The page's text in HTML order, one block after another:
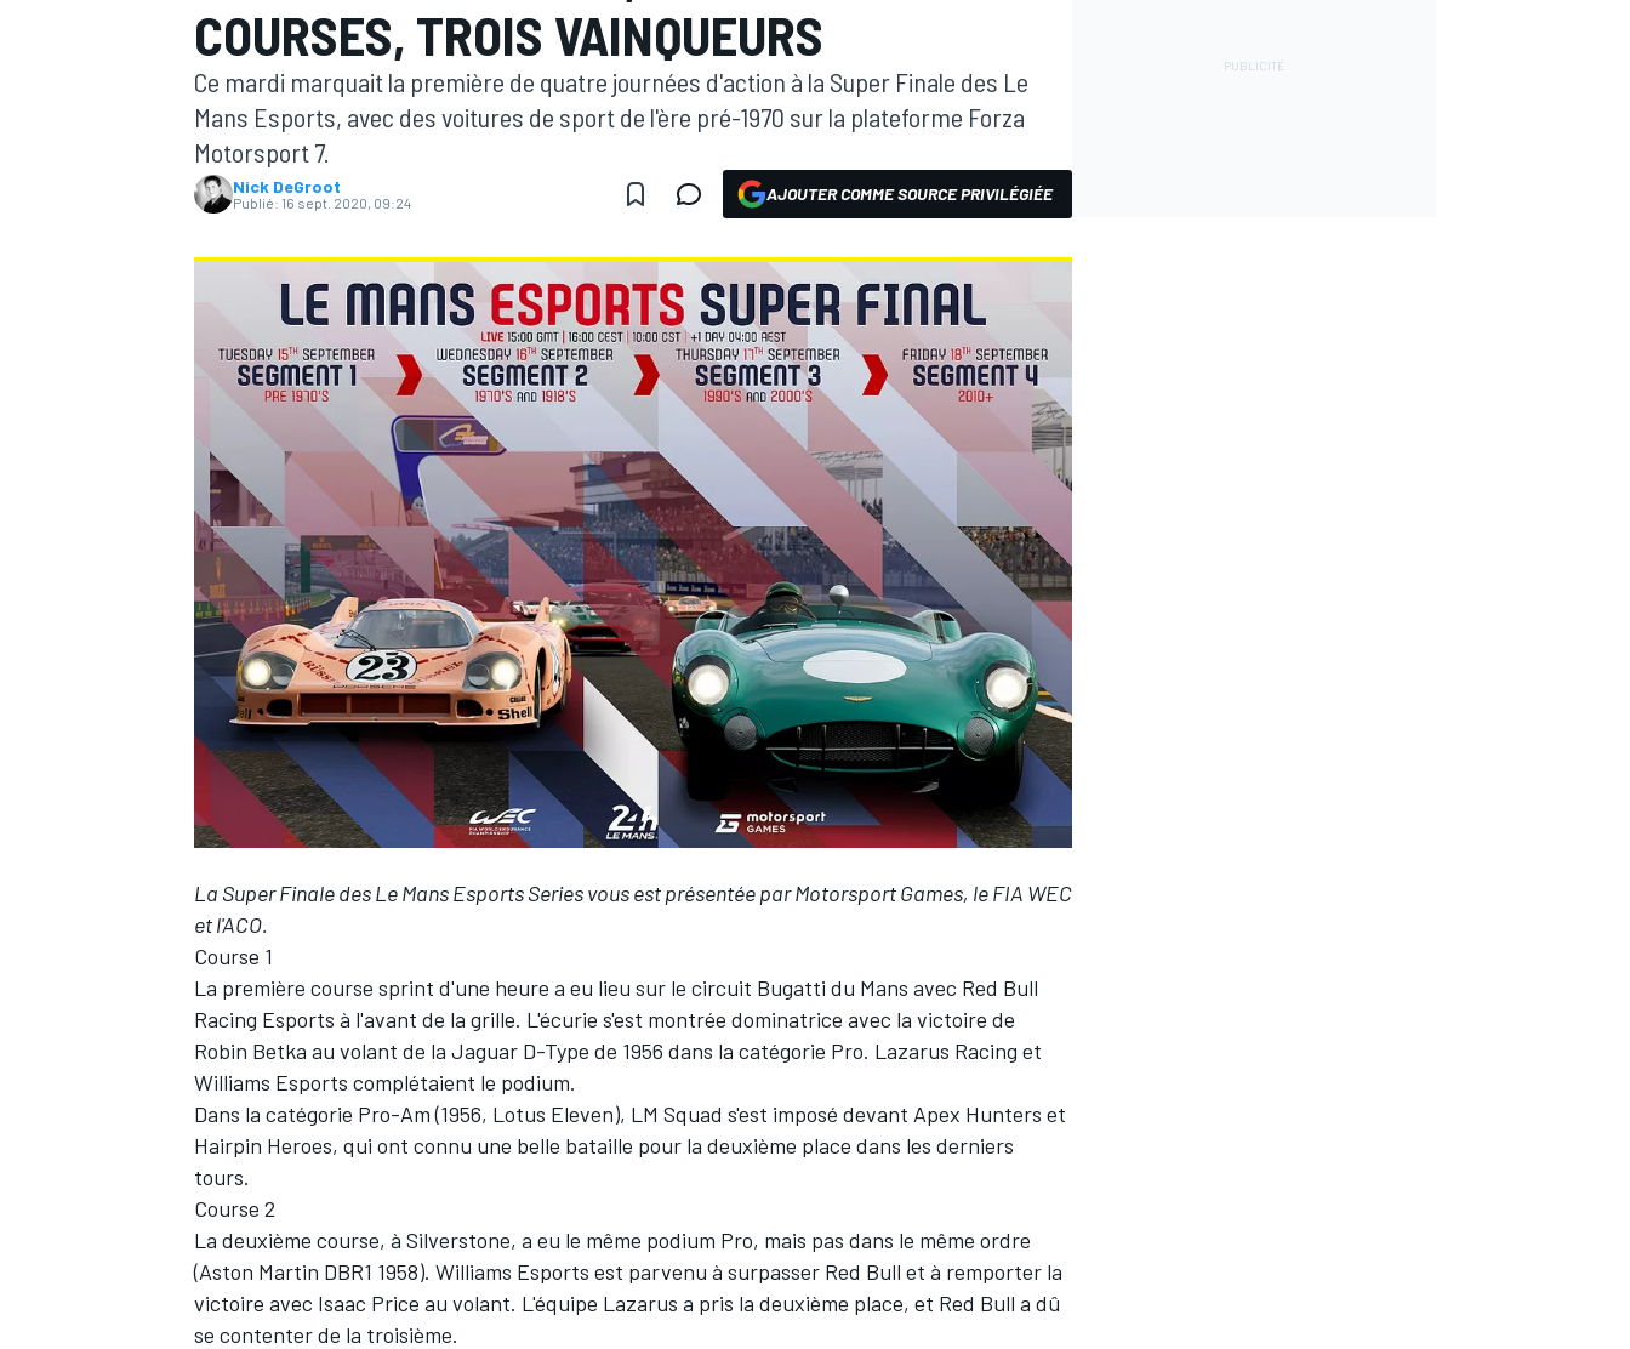
MOTOGP
WRC
WEC
COURSES, TROIS VAINQUEURS
Ce mardi marquait la première de quatre journées d'action à la Super Finale des Le
Mans Esports, avec des voitures de sport de l'ère pré-1970 sur la plateforme Forza
Motorsport 7.
Nick DeGroot
Publié: 16 sept. 2020, 09:24 AJOUTER COMME SOURCE PRIVILÉGIÉE
La Super Finale des Le Mans Esports Seriesvous est présentée parMotorsport Games, le FIA WEC
et l'ACO.
Course 1
La première course sprint d'une heure a eu lieu sur le circuit Bugatti du Mans avec Red Bull
Racing Esports à l'avant de la grille. L'écurie s'est montrée dominatrice avec la victoire de
Robin Betka au volant de la Jaguar D-Type de 1956 dans la catégorie Pro. Lazarus Racing et
Williams Esports complétaient le podium.
Dans la catégorie Pro-Am (1956, Lotus Eleven), LM Squad s'est imposé devant Apex Hunters et
Hairpin Heroes, qui ont connu une belle bataille pour la deuxième place dans les derniers
tours.
Course 2
La deuxième course, à Silverstone, a eu le même podium Pro, mais pas dans le même ordre
(Aston Martin DBR1 1958). Williams Esports est parvenu à surpasser Red Bull et à remporter la
victoire avec Isaac Price au volant. L'équipe Lazarus a pris la deuxième place, et Red Bull a dû
se contenter de la troisième.